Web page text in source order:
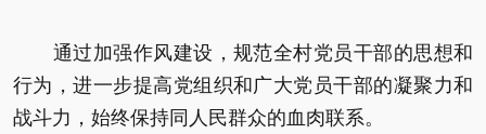
通过加强作风建设，规范全村党员干部的思想和
行为，进一步提高党组织和广大党员干部的凝聚力和
战斗力，始终保持同人民群众的血肉联系。